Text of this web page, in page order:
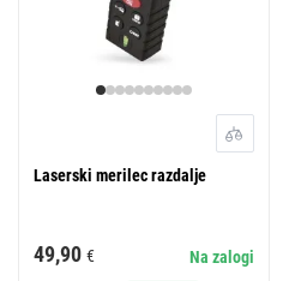
Laserski merilec razdalje
49,90 € Na zalogi